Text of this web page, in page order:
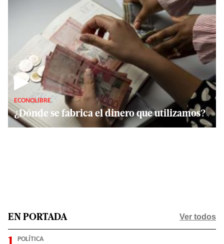
▶
ECONOLIBRE
¿Dónde se fabrica el dinero que utilizamos?
EN PORTADA Ver todos
POLÍTICA